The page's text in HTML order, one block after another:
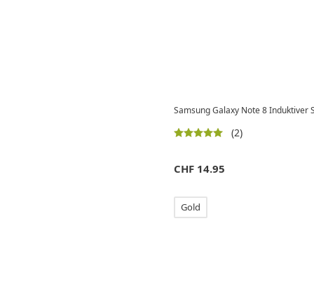
Samsung Galaxy Note 8 Induktiver
(2)
CHF 14.95
Gold